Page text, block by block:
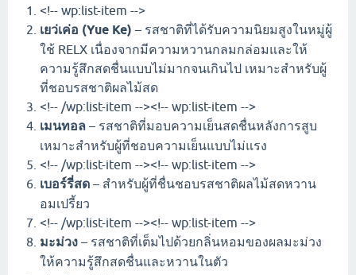
<!-- wp:list-item -->
เยว่เค่อ (Yue Ke) – รสชาติที่ได้รับความนิยมสูงในหมู่ผู้
ใช้ RELX เนื่องจากมีความหวานกลมกล่อมและให้
ความรู้สึกสดชื่นแบบไม่มากจนเกินไป เหมาะสำหรับผู้
ที่ชอบรสชาติผลไม้สด
<!-- /wp:list-item --><!-- wp:list-item -->
เมนทอล – รสชาติที่มอบความเย็นสดชื่นหลังการสูบ
เหมาะสำหรับผู้ที่ชอบความเย็นแบบไม่แรง
<!-- /wp:list-item --><!-- wp:list-item -->
เบอร์รี่สด – สำหรับผู้ที่ชื่นชอบรสชาติผลไม้สดหวาน
อมเปรี้ยว
<!-- /wp:list-item --><!-- wp:list-item -->
มะม่วง – รสชาติที่เต็มไปด้วยกลิ่นหอมของผลมะม่วง
ให้ความรู้สึกสดชื่นและหวานในตัว